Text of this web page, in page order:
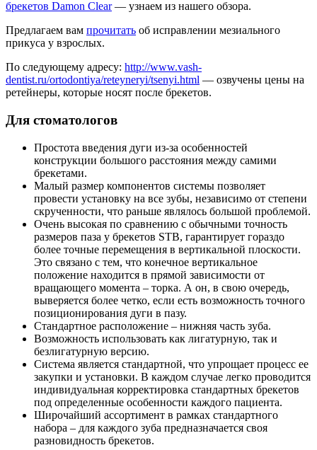
брекетов Damon Clear— узнаем из нашего обзора.
Предлагаем вам прочитать об исправлении мезиального
прикуса у взрослых.
По следующему адресу: http://www.vash-
dentist.ru/ortodontiya/reteyneryi/tsenyi.html — озвучены цены на
ретейнеры, которые носят после брекетов.
Для стоматологов
Простота введения дуги из-за особенностей
конструкции большого расстояния между самими
брекетами.
Малый размер компонентов системы позволяет
провести установку на все зубы, независимо от степени
скрученности, что раньше являлось большой проблемой.
Очень высокая по сравнению с обычными точность
размеров паза у брекетов STB, гарантирует гораздо
более точные перемещения в вертикальной плоскости.
Это связано с тем, что конечное вертикальное
положение находится в прямой зависимости от
вращающего момента – торка. А он, в свою очередь,
выверяется более четко, если есть возможность точного
позиционирования дуги в пазу.
Стандартное расположение – нижняя часть зуба.
Возможность использовать как лигатурную, так и
безлигатурную версию.
Система является стандартной, что упрощает процесс ее
закупки и установки. В каждом случае легко проводится
индивидуальная корректировка стандартных брекетов
под определенные особенности каждого пациента.
Широчайший ассортимент в рамках стандартного
набора – для каждого зуба предназначается своя
разновидность брекетов.